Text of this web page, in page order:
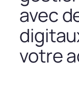
avec
votre